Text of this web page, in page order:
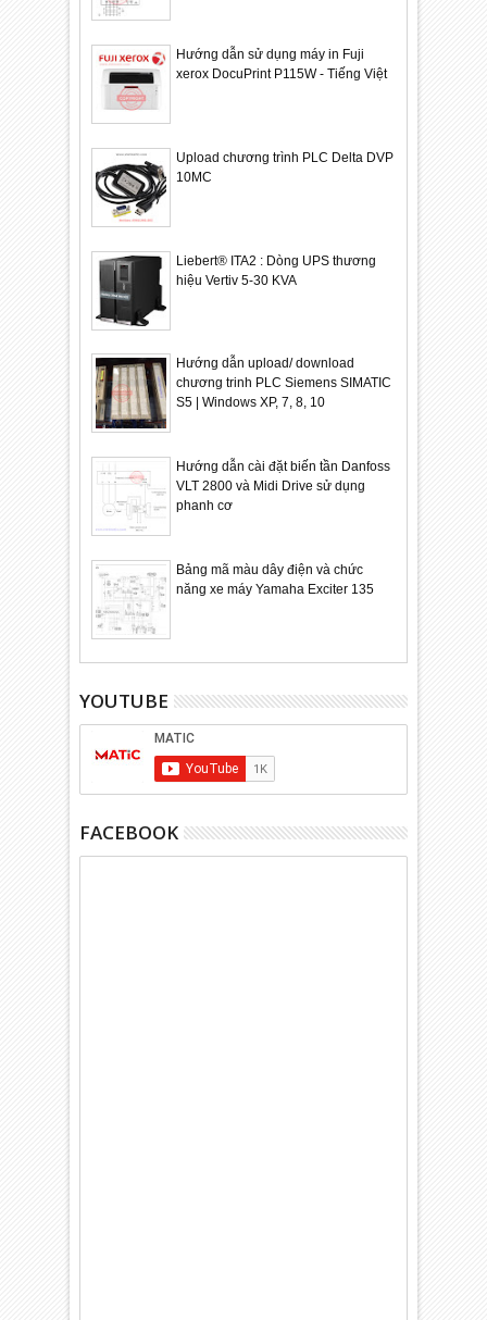
Hướng dẫn sử dụng máy in Fuji
xerox DocuPrint P115W - Tiếng Việt
Upload chương trình PLC Delta DVP
10MC
Liebert® ITA2 : Dòng UPS thương
hiệu Vertiv 5-30 KVA
Hướng dẫn upload/ download
chương trinh PLC Siemens SIMATIC
S5 | Windows XP, 7, 8, 10
Hướng dẫn cài đặt biến tần Danfoss
VLT 2800 và Midi Drive sử dụng
phanh cơ
Bảng mã màu dây điện và chức
năng xe máy Yamaha Exciter 135
YOUTUBE
FACEBOOK